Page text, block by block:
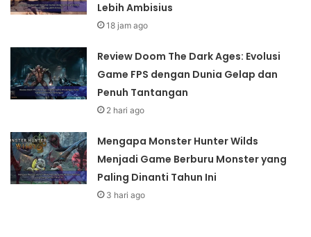
Lebih Ambisius
18 jam ago
Review Doom The Dark Ages: Evolusi
Game FPS dengan Dunia Gelap dan
Penuh Tantangan
2 hari ago
Mengapa Monster Hunter Wilds
Menjadi Game Berburu Monster yang
Paling Dinanti Tahun Ini
3 hari ago